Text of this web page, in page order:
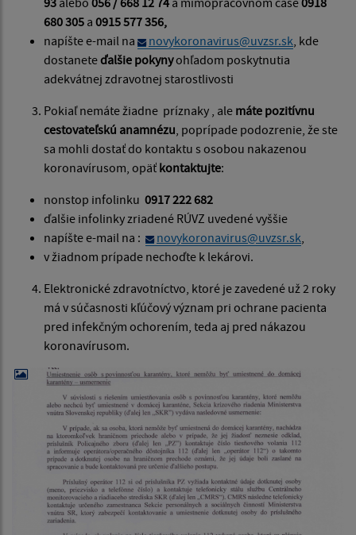
680 305 a 0915 577 356,
napíšte e-mail na
novykoronavirus@uvzsr.sk , kde
dostaneteďalšie pokynyohľadom poskytnutia
adekvátnej zdravotnej starostlivosti
Pokiaľ nemáte žiadne príznaky , ale máte pozitívnu
cestovateľskú anamnézu , poprípade podozrenie, že ste
sa mohli dostať do kontaktu s osobou nakazenou
koronavírusom, opäť kontaktujte:
nonstop infolinku 0917 222 682
ďalšie infolinky zriadené RÚVZ uvedené vyššie
napíšte e-mail na :
novykoronavirus@uvzsr.sk
v žiadnom prípade nechoďte k lekárovi.
Elektronické zdravotníctvo, ktoré je zavedené už 2 roky
má v súčasnosti kľúčový význam pri ochrane pacienta
pred infekčným ochorením, teda aj pred nákazou
koronavírusom.